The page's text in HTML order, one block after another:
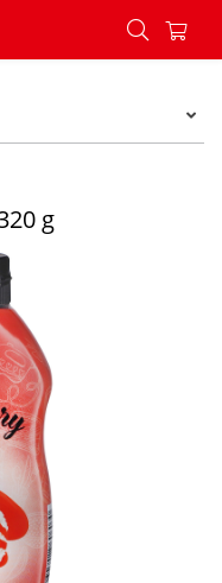
320 g - Konzum
g